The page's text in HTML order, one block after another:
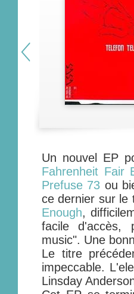
Un nouvel EP
Fahrenheit Fair
Prefuse 73 ou
ce dernier sur le
Enough,
facile d'accès,
music". Une
Le titre
impeccable.
Linsday